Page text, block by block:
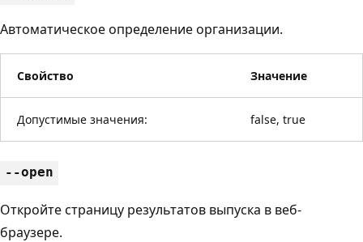
Автоматическое определение организации.
Свойство Значение
Допустимые значения: false, true
--open
Откройте страницу результатов выпуска в веб-
браузере.